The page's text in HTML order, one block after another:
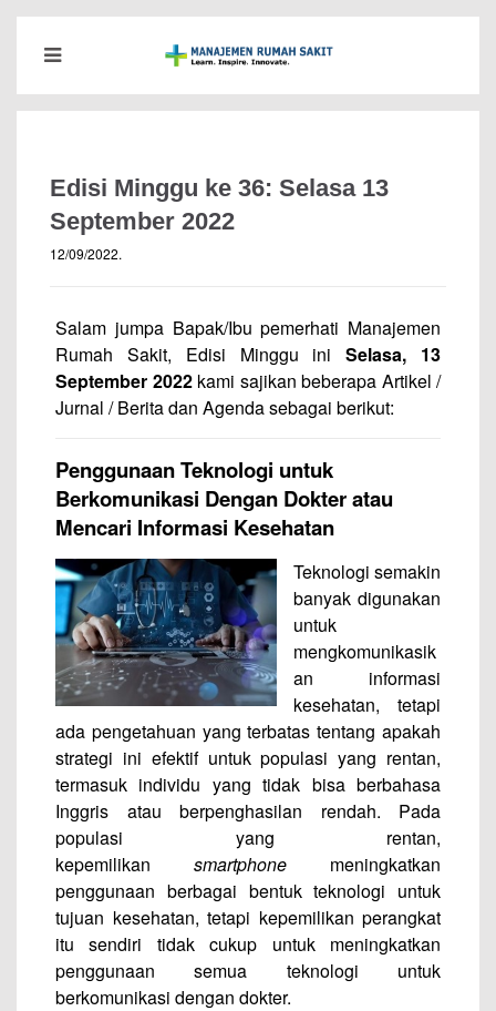
Edisi Minggu ke 36: Selasa 13
September 2022
12/09/2022.
Salam jumpa Bapak/Ibu pemerhati Manajemen
Rumah Sakit, Edisi Minggu iniSelasa, 13
September 2022kami sajikan beberapa Artikel /
Jurnal / Berita dan Agenda sebagai berikut:
Penggunaan Teknologi untuk
Berkomunikasi Dengan Dokter atau
Mencari Informasi Kesehatan
Teknologi semakin
banyak digunakan
untuk
mengkomunikasik
an informasi
kesehatan, tetapi
ada pengetahuan yang terbatas tentang apakah
strategi ini efektif untuk populasi yang rentan,
termasuk individu yang tidak bisa berbahasa
Inggris atau berpenghasilan rendah. Pada
populasi yang rentan,
kepemilikan smartphone meningkatkan
penggunaan berbagai bentuk teknologi untuk
tujuan kesehatan, tetapi kepemilikan perangkat
itu sendiri tidak cukup untuk meningkatkan
penggunaan semua teknologi untuk
berkomunikasi dengan dokter.